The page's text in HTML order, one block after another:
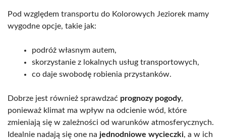
Pod względem transportu do Kolorowych Jeziorek mamy
wygodne opcje, takie jak:
podróż własnym autem,
skorzystanie z lokalnych usług transportowych,
co daje swobodę robienia przystanków.
Dobrze jest również sprawdzać prognozy pogody,
ponieważ klimat ma wpływ na odcienie wód, które
zmieniają się w zależności od warunków atmosferycznych.
Idealnie nadają się one na jednodniowe wycieczki, a w ich